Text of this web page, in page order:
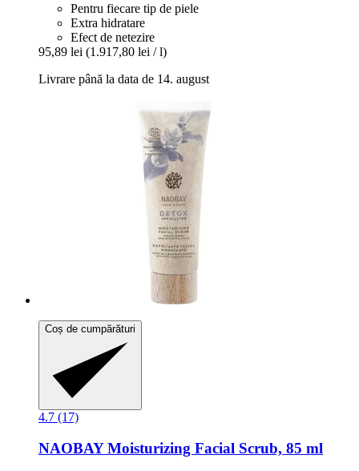
Pentru fiecare tip de piele
Extra hidratare
Efect de netezire
95,89 lei (1.917,80 lei / l)
Livrare până la data de 14. august
Coș de cumpărături
4.7 (17)
NAOBAYMoisturizing Facial Scrub, 85 ml